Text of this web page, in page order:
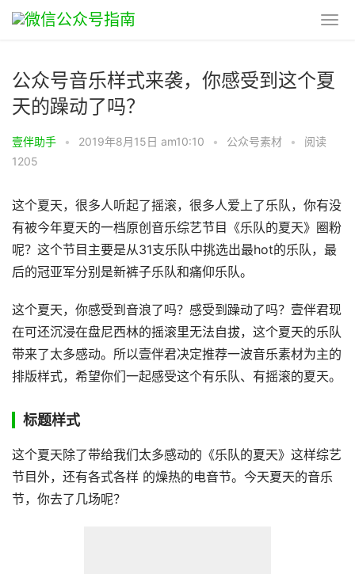
公众号音乐样式来袭，你感受到这个夏
天的躁动了吗？
壹伴助手 • 2019年8月15日 am10:10 • 公众号素材 •
阅读
1205
这个夏天，很多人听起了摇滚，很多人爱上了乐队，你有没
有被今年夏天的一档原创音乐综艺节目《乐队的夏天》圈粉
呢？这个节目主要是从31支乐队中挑选出最hot的乐队，最
后的冠亚军分别是新裤子乐队和痛仰乐队。
这个夏天，你感受到音浪了吗？感受到躁动了吗？壹伴君现
在可还沉浸在盘尼西林的摇滚里无法自拔，这个夏天的乐队
带来了太多感动。所以壹伴君决定推荐一波音乐素材为主的
排版样式，希望你们一起感受这个有乐队、有摇滚的夏天。
标题样式
这个夏天除了带给我们太多感动的《乐队的夏天》这样综艺
节目外，还有各式各样 的燥热的电音节。今天夏天的音乐
节，你去了几场呢？